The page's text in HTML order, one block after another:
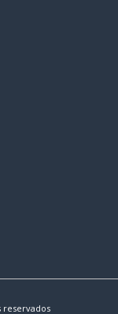
reservados